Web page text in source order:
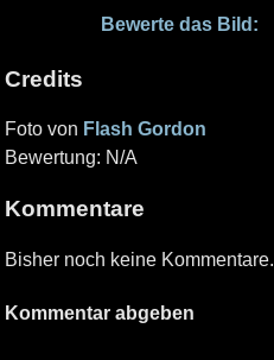
Bewerte das Bild:
Credits
Foto von Flash Gordon
Bewertung: N/A
Kommentare
Bisher noch keine Kommentare.
Kommentar abgeben